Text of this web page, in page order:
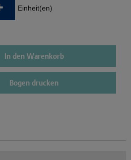
Einheit(en)
In den Warenkorb
Bogen drucken